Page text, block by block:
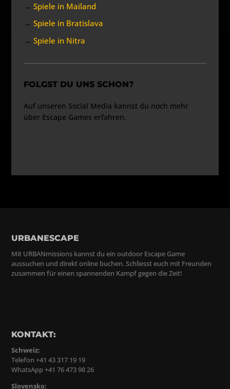
→Spiele in Mailand
→Spiele in Bratislava
→Spiele in Nitra
FOLGST DU UNS SCHON?
Auf unseren Social Media kannst du noch mehr
über Escape Games erfahren.
URBANESCAPE
Mit URBANmissions kannst du ein outdoor Escape Game
aussuchen und direkt online buchen. Schliesst euch mit Freunden
zusammen für einen spannenden Kampf gegen die Zeit!
KONTAKT:
Schweiz:
Telefon +41 43 317 19 19
WhatsApp +41 76 473 98 26
Slovensko: